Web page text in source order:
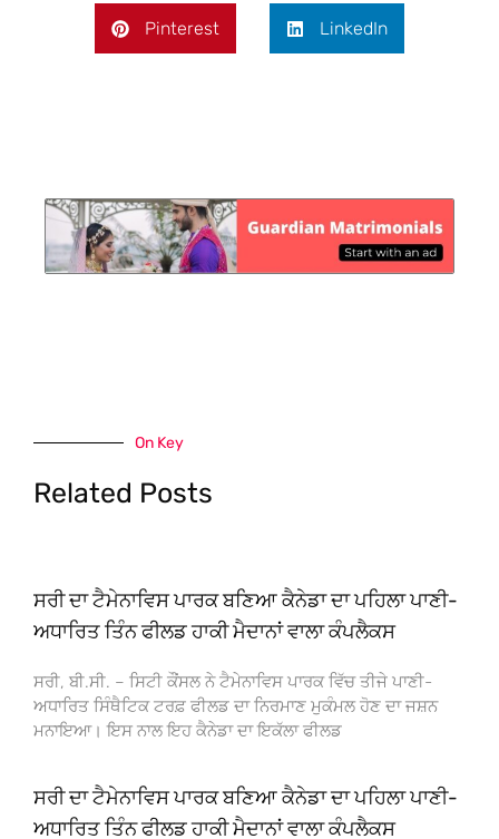
Pinterest LinkedIn
On Key
Related Posts
ਸਰੀ ਦਾ ਟੈਮੇਨਾਵਿਸ ਪਾਰਕ ਬਣਿਆ ਕੈਨੇਡਾ ਦਾ ਪਹਿਲਾ ਪਾਣੀ-
ਅਧਾਰਿਤ ਤਿੰਨ ਫੀਲਡ ਹਾਕੀ ਮੈਦਾਨਾਂ ਵਾਲਾ ਕੰਪਲੈਕਸ
ਸਰੀ, ਬੀ.ਸੀ. – ਸਿਟੀ ਕੌਂਸਲ ਨੇ ਟੈਮੇਨਾਵਿਸ ਪਾਰਕ ਵਿੱਚ ਤੀਜੇ ਪਾਣੀ-
ਅਧਾਰਿਤ ਸਿੰਥੈਟਿਕ ਟਰਫ਼ ਫੀਲਡ ਦਾ ਨਿਰਮਾਣ ਮੁਕੰਮਲ ਹੋਣ ਦਾ ਜਸ਼ਨ
ਮਨਾਇਆ। ਇਸ ਨਾਲ ਇਹ ਕੈਨੇਡਾ ਦਾ ਇਕੱਲਾ ਫੀਲਡ
ਸਰੀ ਦਾ ਟੈਮੇਨਾਵਿਸ ਪਾਰਕ ਬਣਿਆ ਕੈਨੇਡਾ ਦਾ ਪਹਿਲਾ ਪਾਣੀ-
ਅਧਾਰਿਤ ਤਿੰਨ ਫੀਲਡ ਹਾਕੀ ਮੈਦਾਨਾਂ ਵਾਲਾ ਕੰਪਲੈਕਸ